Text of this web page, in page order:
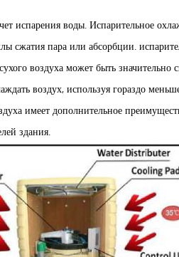
испарения воды. Испарительное
сжатия пара или абсорбции.
воздуха может быть значительно
воздух, используя гораздо
имеет дополнительное
здания.